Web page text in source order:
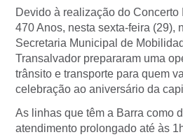
Devido à realização do
470 Anos, nesta sexta-feira (29),
Secretaria Municipal de
Transalvador prepararam uma
trânsito e transporte para quem
celebração ao aniversário da
As linhas que têm a Barra como
atendimento prolongado até às